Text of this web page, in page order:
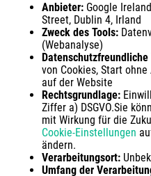
Anbieter: Google
Street, Dublin 4, Irland
Zweck des Tools:
(Webanalyse)
von Cookies, Start
auf der Website
Rechtsgrundlage:
Ziffer a) DSGVO.Sie
mit Wirkung für die
Cookie-Einstellungen
ändern.
Verarbeitungsort:
Umfang der